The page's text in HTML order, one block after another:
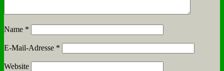
Name *
E-Mail-Adresse *
Website